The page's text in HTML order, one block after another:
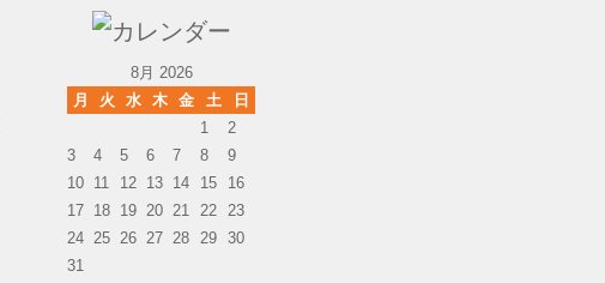
8月 2026
月
火 水 木 金 土 日
1
2
3
4 5 6 7 8
9
10 11 12 13 14 15
16
17 18 19 20 21 22 23
24 25 26 27 28 29 30
31